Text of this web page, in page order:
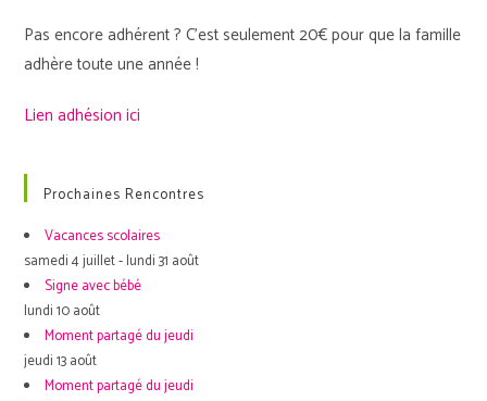
Pas encore adhérent ? C’est seulement 20€ pour que la famille
adhère toute une année !
Lien adhésion ici
Prochaines Rencontres
Vacances scolaires
samedi 4 juillet - lundi 31 août
Signe avec bébé
lundi 10 août
Moment partagé du jeudi
jeudi 13 août
Moment partagé du jeudi